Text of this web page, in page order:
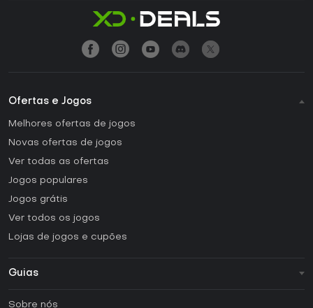
Ofertas e Jogos
Melhores ofertas de jogos
Novas ofertas de jogos
Ver todas as ofertas
Jogos populares
Jogos grátis
Ver todos os jogos
Lojas de jogos e cupões
Guias
Sobre nós